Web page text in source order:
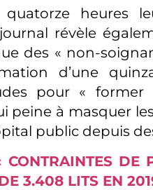
heures
révèle
des « non-
d’une
pour « former
peine à masquer
public depuis
DE
3.408 LITS EN